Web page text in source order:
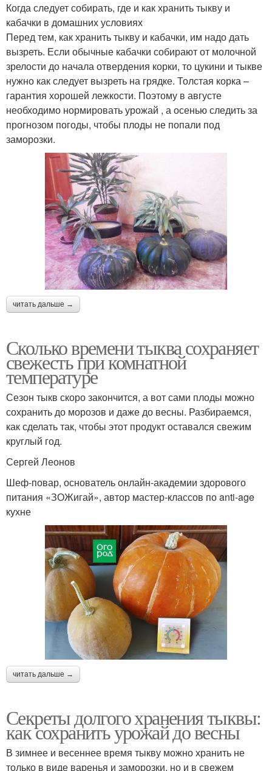
Когда следует собирать, где и как хранить тыкву и
кабачки в домашних условиях
Перед тем, как хранить тыкву и кабачки, им надо дать
вызреть. Если обычные кабачки собирают от молочной
зрелости до начала отвердения корки, то цукини и тыкве
нужно как следует вызреть на грядке. Толстая корка –
гарантия хорошей лежкости. Поэтому в августе
необходимо нормировать урожай , а осенью следить за
прогнозом погоды, чтобы плоды не попали под
заморозки.
читать дальше →
Сколько времени тыква сохраняет
свежесть при комнатной
температуре
Сезон тыкв скоро закончится, а вот сами плоды можно
сохранить до морозов и даже до весны. Разбираемся,
как сделать так, чтобы этот продукт оставался свежим
круглый год.
Сергей Леонов
Шеф-повар, основатель онлайн-академии здорового
питания «ЗОЖигай», автор мастер-классов по anti-age
кухне
читать дальше →
Секреты долгого хранения тыквы:
как сохранить урожай до весны
В зимнее и весеннее время тыкву можно хранить не
только в виде варенья и заморозки, но и в свежем